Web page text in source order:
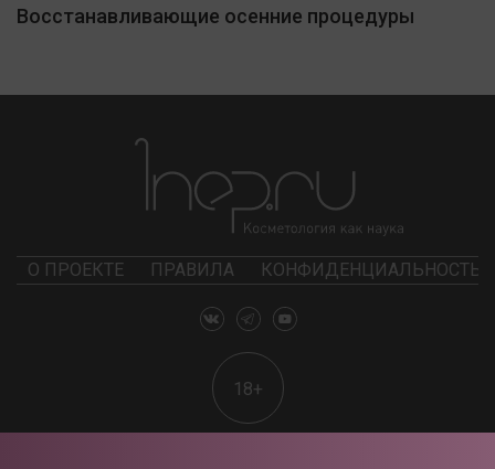
Восстанавливающие осенние процедуры
О ПРОЕКТЕ ПРАВИЛА КОНФИДЕНЦИАЛЬНОСТЬ
18+